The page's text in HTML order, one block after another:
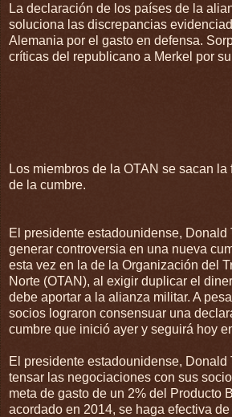
La declaración de los países de la
soluciona las discrepancias
Alemania por el gasto en defensa.
críticas del republicano a Merkel por
Los miembros de la OTAN se sacan la
de la cumbre.
El presidente estadounidense, Donald
generar controversia en una nueva
esta vez en la de la Organización del
Norte (OTAN), al exigir duplicar el
debe aportar a la alianza militar. A
socios lograron consensuar una
cumbre que inició ayer y seguirá hoy
El presidente estadounidense, Donald
tensar las negociaciones con sus
meta de gasto de un 2% del Producto
acordado en 2014, se haga efectiva